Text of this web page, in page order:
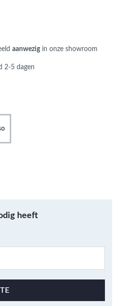
- Sage
Moka
een
kleur
aanwezigin onze showroom
2-5 dagen
heeft